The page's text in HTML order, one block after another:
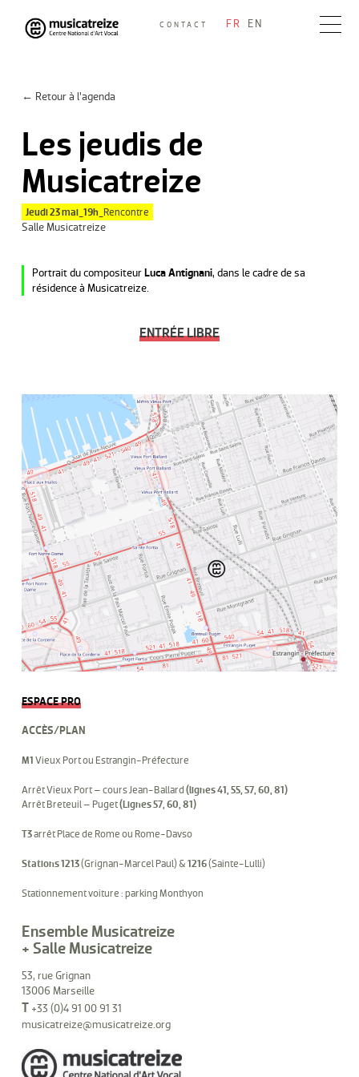
Skip
to
CONTACT FR EN
← Retour à l’agenda
Les jeudis de
Musicatreize
Jeudi 23 mai_19h_ Rencontre
Salle Musicatreize
Portrait du compositeurLuca Antignani, dans le cadre desa
résidence à Musicatreize.
ENTRÉE LIBRE
ESPACE PRO
ACCÈS/PLAN
M1 Vieux Port ou Estrangin-Préfecture
Arrêt Vieux Port – cours Jean-Ballard (lignes 41, 55, 57, 60, 81)
Arrêt Breteuil – Puget(Lignes 57, 60, 81)
T3arrêt Place de Rome ou Rome-Davso
Stations 1213(Grignan-Marcel Paul) & 1216(Sainte-Lulli)
Stationnement voiture : parking Monthyon
Ensemble Musicatreize
+ Salle Musicatreize
53, rue Grignan
13006 Marseille
T+33 (0)4 91 00 91 31
musicatreize@musicatreize.org